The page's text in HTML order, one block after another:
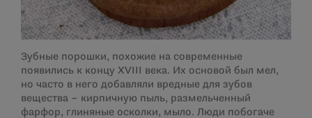
Зубные порошки, похожие на современные
появились к концу XVIII века. Их основой был мел,
но часто в него добавляли вредные для зубов
вещества – кирпичную пыль, размельченный
фарфор, глиняные осколки, мыло. Люди побогаче